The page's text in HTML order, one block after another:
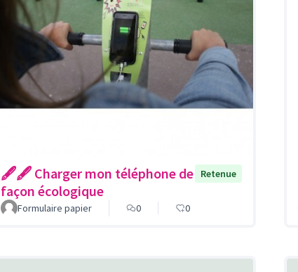
🖋🖋 Charger mon téléphone de
façon écologique
Retenue
Formulaire papier 0 0